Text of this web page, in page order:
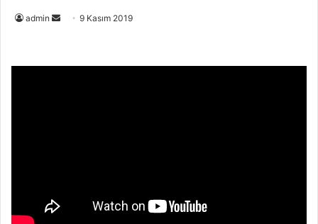
admin
Bir
göndermek
9 Kasım 2019